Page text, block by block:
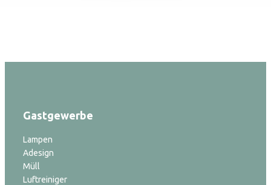
Gastgewerbe
Lampen
Adesign
Müll
Luftreiniger